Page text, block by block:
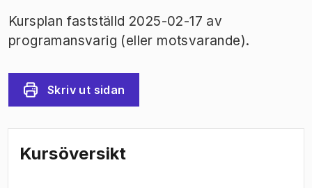
Kursplan fastställd 2025-02-17 av
programansvarig (eller motsvarande).
Skriv ut sidan
Kursöversikt